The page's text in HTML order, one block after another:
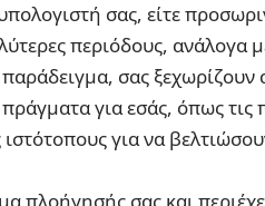
σας, είτε
περιόδους, ανάλογα
σας
για εσάς, όπως τις
για να